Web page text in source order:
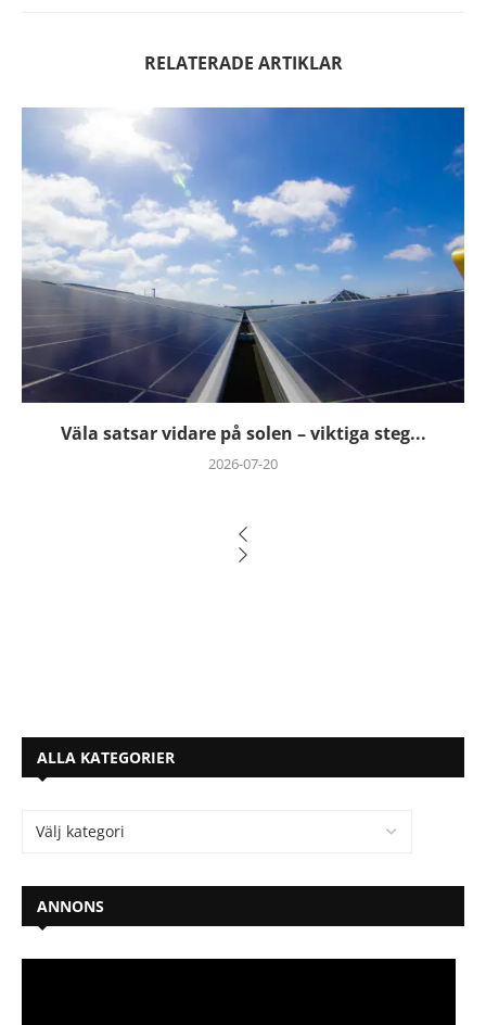
RELATERADE ARTIKLAR
Väla satsar vidare på solen – viktiga steg...
2026-07-20
ALLA KATEGORIER
ANNONS